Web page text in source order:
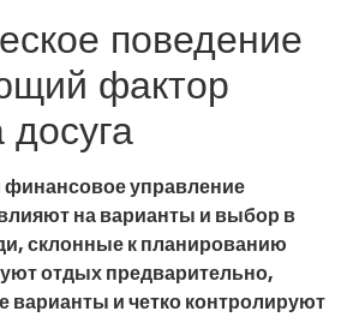
поведение
фактор
досуга
финансовое управление
на варианты и выбор в
склонные к планированию
отдых предварительно,
варианты и четко контролируют